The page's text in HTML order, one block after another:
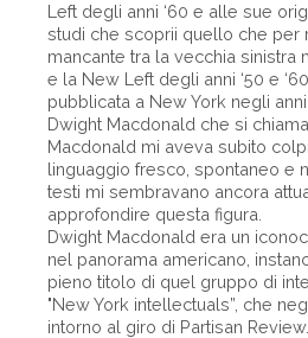
Left degli anni ‘60 e alle sue
studi che scoprii quello che per
mancante tra la vecchia sinistra
e la New Left degli anni ‘50 e
pubblicata a New York negli anni
Dwight Macdonald che si
Macdonald mi aveva subito
linguaggio fresco, spontaneo e
testi mi sembravano ancora
approfondire questa figura.
Dwight Macdonald era un
nel panorama americano,
pieno titolo di quel gruppo di
"New York intellectuals”, che
intorno al giro di Partisan